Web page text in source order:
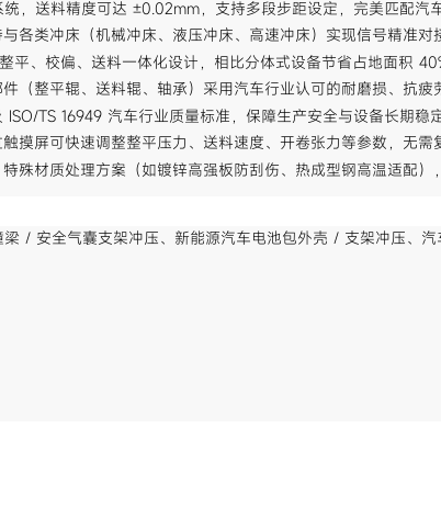
，送料精度可达 ±0.02mm，支持多段步距设定，完美匹配
与各类冲床（机械冲床、液压冲床、高速冲床）实现信号精准
平、校偏、送料一体化设计，相比分体式设备节省占地面积
件（整平辊、送料辊、轴承）采用汽车行业认可的耐磨损、抗
TS 16949 汽车行业质量标准，保障生产安全与设备长期稳
触摸屏可快速调整整平压力、送料速度、开卷张力等参数，无
殊材质处理方案（如镀锌高强板防刮伤、热成型钢高温适配）
/ 安全气囊支架冲压、新能源汽车电池包外壳 / 支架冲压、